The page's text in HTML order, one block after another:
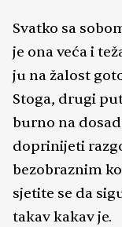
Svatko sa
je ona veća i
ju na žalost
Stoga, drugi
burno na
doprinijeti
bezobraznim
sjetite se da
takav kakav je.